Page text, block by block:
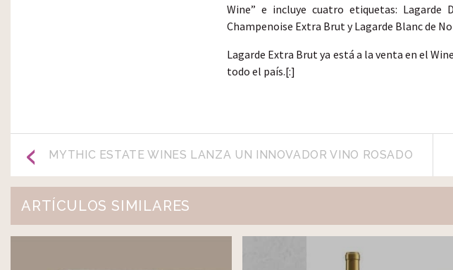
Wine” e incluye cuatro etiquetas: Lagarde
Champenoise Extra Brut y Lagarde Blanc de
Lagarde Extra Brut ya está a la venta en el
todo el país.[:]
MYTHIC ESTATE WINES LANZA UN INNOVADOR VINO ROSADO
ARTÍCULOS SIMILARES